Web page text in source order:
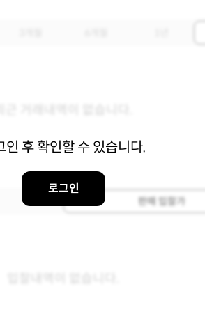
인 후 확인할 수 있습니다.
로그인
판매 입찰가